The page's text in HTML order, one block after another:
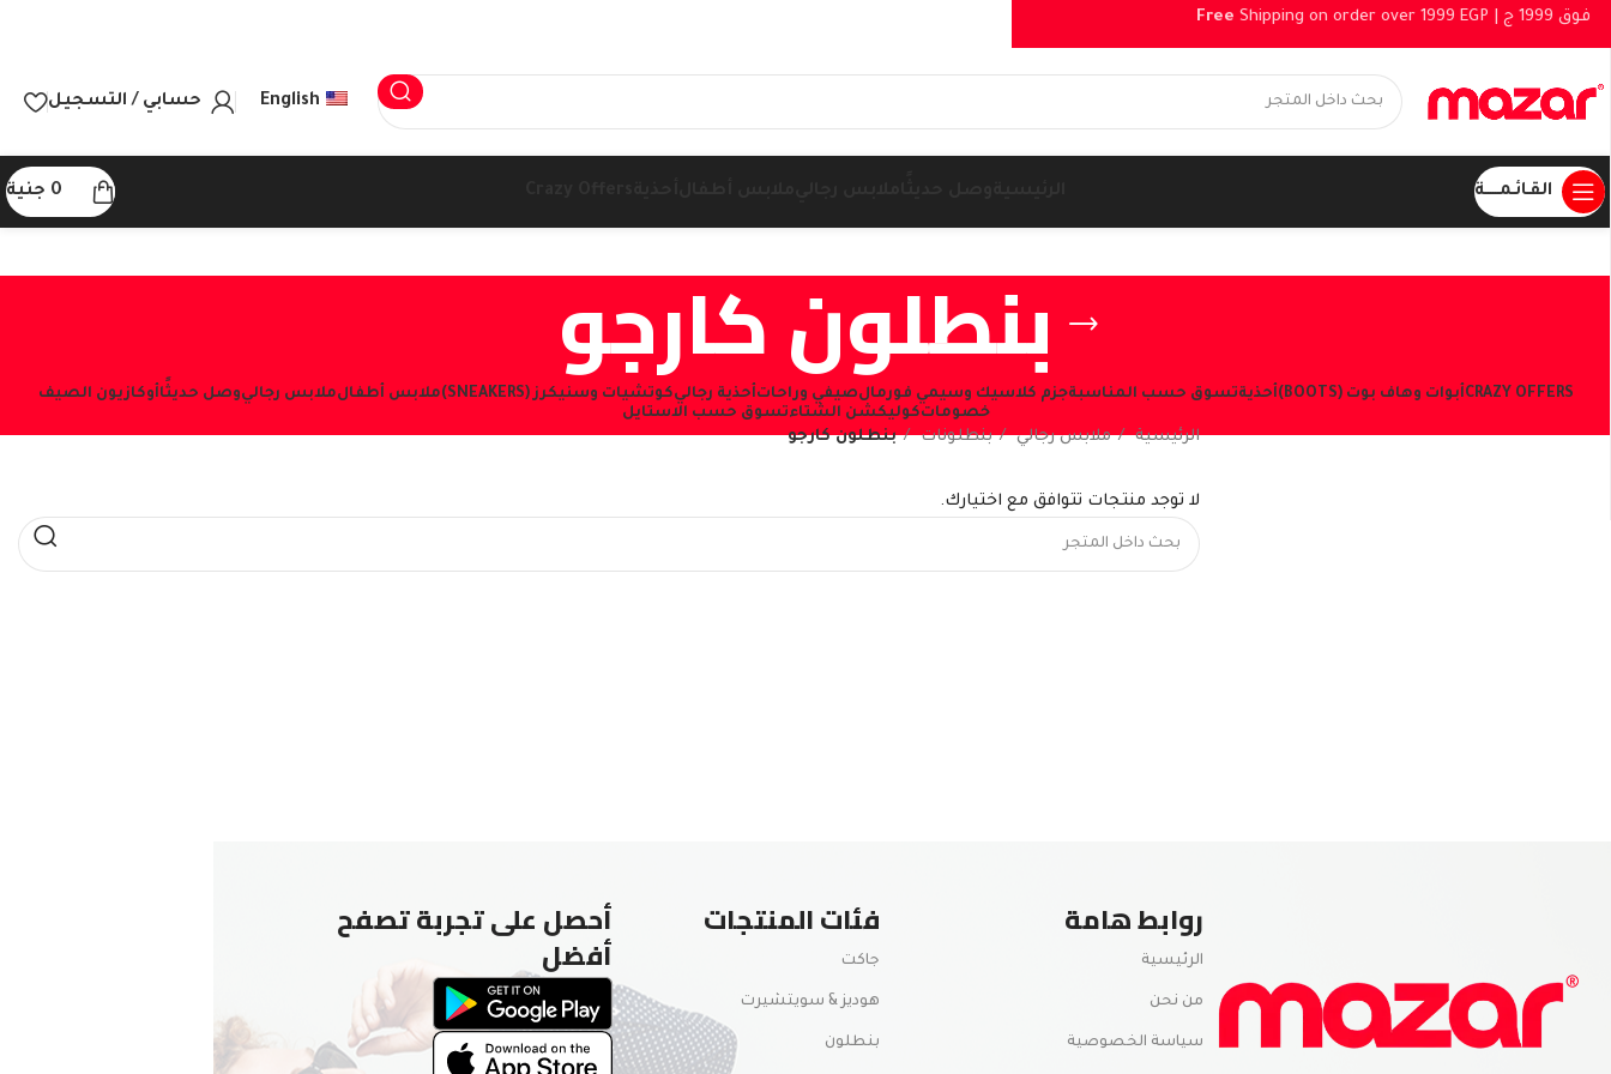
English حسابي / التسجيل
القـائـمــــــة 0 جنية
بنطلون كارجو CRAZY OFFERSأبوات وهاف بوت (BOOTS) أحذيةتسوق حسب المناسبةجزم كلاسيك وسيمي فورمالصيفي وراحاتأحذية رجاليكوتشيات وسنيكرز (SNEAKERS) ملابس أطفالملابس رجاليوصل حديثًاأوكازيون الصيف
خصوماتكوليكشن الشتاءتسوق حسب الاستايل
الرئيسية ملابس رجالي بنطلونات بنطلون كارجو
لا توجد منتجات تتوافق مع اختيارك.
روابط هامة
الرئيسية
من نحن
سياسة الخصوصية
فئات المنتجات
جاكت
هوديز & سويتشيرت
بنطلون
أحصل على تجربة تصفح
أفضل
FreeShipping on order over 1999 EGP |